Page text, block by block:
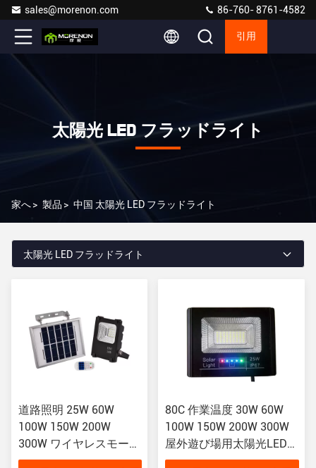
sales@morenon.com 86-760- 8761-4582
引用
太陽光 LED フラッドライト
家へ> 製品 > 中国 太陽光 LED フラッドライト
太陽光 LED フラッドライト
道路照明 25W 60W
100W 150W 200W
300W ワイヤレスモーシ
ョンセンサー 太陽光
80C 作業温度 30W 60W
100W 150W 200W 300W
屋外遊び場用太陽光LEDラ
ンプ